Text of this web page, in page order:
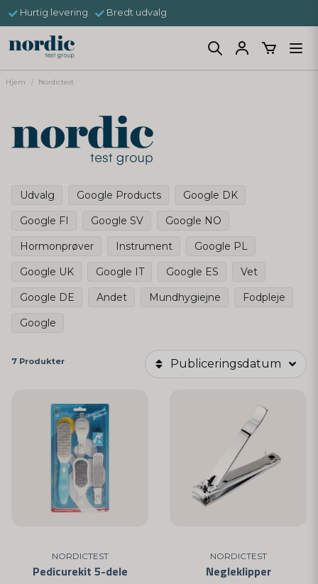
Hurtig levering Bredt udvalg
Hjem Nordictest
Udvalg Google Products
Google DK
Google FI
Google SV
Google NO
Hormonprøver
Instrument
Google PL
Google UK
Google IT Google ES
Vet
Google DE
Andet Mundhygiejne
Fodpleje
Google
7 Produkter Publiceringsdatum
NORDICTEST
Pedicurekit 5-dele
NORDICTEST
Negleklipper